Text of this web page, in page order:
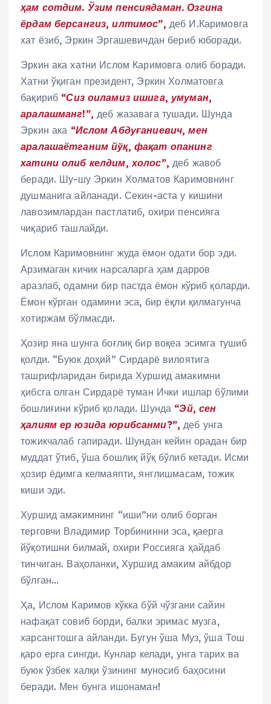
ҳам сотдим. Ўзим пенсиядаман. Озгина
ёрдам берсангиз, илтимос”, деб И.Каримовга
хат ёзиб, Эркин Эргашевичдан бериб юборади.
Эркин ака хатни Ислом Каримовга олиб боради.
Хатни ўқиган президент, Эркин Холматовга
бақириб “Сиз оиламиз ишига, умуман,
аралашманг!”, деб жазавага тушади. Шунда
Эркин ака “Ислом Абдуғаниевич, мен
аралашаётганим йўқ, фақат опанинг
хатини олиб келдим, холос”, деб жавоб
беради. Шу-шу Эркин Холматов Каримовнинг
душманига айланади. Секин-аста у кишини
лавозимлардан пастлатиб, охири пенсияга
чиқариб ташлайди.
Ислом Каримовнинг жуда ёмон одати бор эди.
Арзимаган кичик нарсаларга ҳам дарров
аразлаб, одамни бир пастда ёмон кўриб қоларди.
Ёмон кўрган одамини эса, бир ёқли қилмагунча
хотиржам бўлмасди.
Ҳозир яна шунга боғлиқ бир воқеа эсимга тушиб
қолди. “Буюк доҳий” Сирдарё вилоятига
ташрифларидан бирида Хуршид амакимни
ҳибсга олган Сирдарё туман Ички ишлар бўлими
бошлиғини кўриб қолади. Шунда “Эй, сен
ҳалиям ер юзида юрибсанми?”, деб унга
тожикчалаб гапиради. Шундан кейин орадан бир
муддат ўтиб, ўша бошлиқ йўқ бўлиб кетади. Исми
ҳозир ёдимга келмаяпти, янглишмасам, тожик
киши эди.
Хуршид амакимнинг “иши”ни олиб борган
терговчи Владимир Торбининни эса, қаерга
йўқотишни билмай, охири Россияга ҳайдаб
тинчиган. Ваҳоланки, Хуршид амаким айбдор
бўлган…
Ҳа, Ислом Каримов кўкка бўй чўзгани сайин
нафақат совиб борди, балки эримас музга,
харсангтошга айланди. Бугун ўша Муз, ўша Тош
қаро ерга сингди. Кунлар келади, унга тарих ва
буюк ўзбек халқи ўзининг муносиб баҳосини
беради. Мен бунга ишонаман!